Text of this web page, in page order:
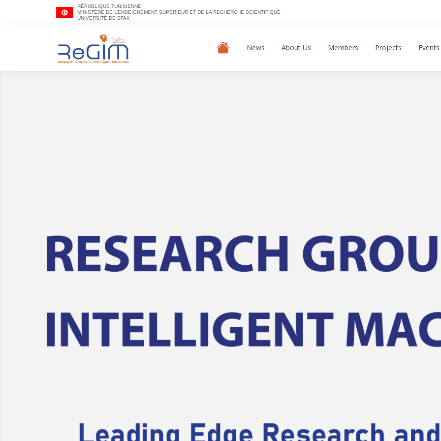
RÉPUBLIQUE TUNISIENNE
MINISTÈRE DE L’ENSEIGNEMENT SUPÉRIEUR ET DE LA RECHERCHE SCIENTIFIQUE
UNIVERSITÉ DE SFAX
News About Us Members Projects Events